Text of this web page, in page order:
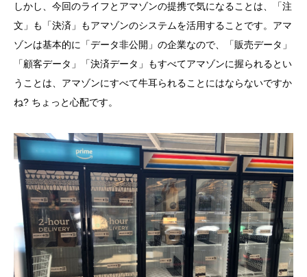
しかし、今回のライフとアマゾンの提携で気になることは、「注
文」も「決済」もアマゾンのシステムを活用することです。アマ
ゾンは基本的に「データ非公開」の企業なので、「販売データ」
「顧客データ」「決済データ」もすべてアマゾンに握られるとい
うことは、アマゾンにすべて牛耳られることにはならないですか
ね? ちょっと心配です。